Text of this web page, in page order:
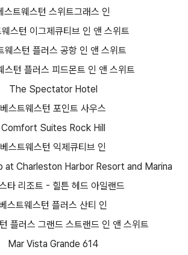
스트웨스턴 스위트그래스 인
스턴 이그제큐티브 인 앤 스위트
웨스턴 플러스 공항 인 앤 스위트
스턴 플러스 피드몬트 인 앤 스위트
The Spectator Hotel
베스트웨스턴 포인트 사우스
Comfort Suites Rock Hill
베스트웨스턴 익제큐티브 인
at Charleston Harbor Resort and Marina
타 리조트 - 힐튼 헤드 아일랜드
베스트웨스턴 플러스 산티 인
플러스 그랜드 스트랜드 인 앤 스위트
Mar Vista Grande 614